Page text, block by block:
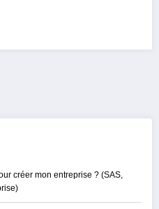
créer mon entreprise ? (SAS,